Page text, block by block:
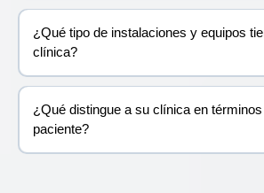
¿Qué tipo de instalaciones y equipos
clínica?
¿Qué distingue a su clínica en
paciente?